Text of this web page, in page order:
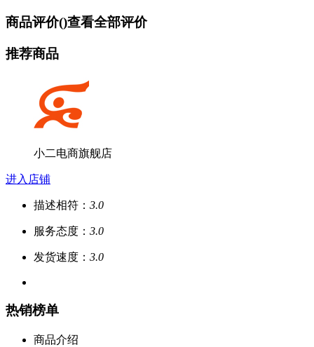
商品评价()查看全部评价
推荐商品
小二电商旗舰店
进入店铺
描述相符： 3.0
服务态度： 3.0
发货速度： 3.0
热销榜单
商品介绍